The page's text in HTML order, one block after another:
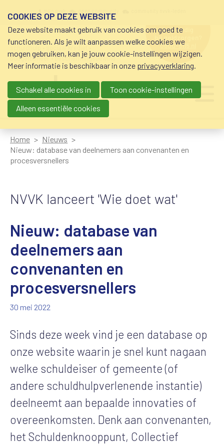
schuldhulp • sociaal krediet •
budgetbeheer • beschermingsbewind
hulp nodig
bij geldzorgen?
0800-8115.nl
Main navigation
Home
Nieuws
Nieuw: database van deelnemers aan convenanten en
procesversnellers
NVVK lanceert 'Wie doet wat'
Nieuw: database van
deelnemers aan
convenanten en
procesversnellers
30 mei 2022
Sinds deze week vind je een database op
onze website waarin je snel kunt nagaan
welke schuldeiser of gemeente (of
andere schuldhulpverlenende instantie)
deelneemt aan bepaalde innovaties of
overeenkomsten. Denk aan convenanten,
het Schuldenknooppunt, Collectief
COOKIES OP DEZE WEBSITE
Deze website maakt gebruik van cookies om goed te
functioneren. Als je wilt aanpassen welke cookies we
mogen gebruiken, kan je jouw cookie-instellingen wijzigen.
Meer informatie is beschikbaar in onze privacyverklaring.
Schakel alle cookies in
Toon cookie-instellingen
Alleen essentiële cookies